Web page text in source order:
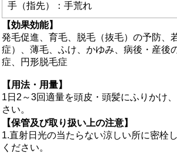
手（指先）：手荒れ
【効果効能】
発毛促進、育毛、脱毛（抜毛）の予防、
症）、薄毛、ふけ、かゆみ、病後・産後
症、円形脱毛症
【用法・用量】
1日2～3回適量を頭皮・頭髪にふりかけ
さい。
【保管及び取り扱い上の注意】
1.直射日光の当たらない涼しい所に密栓
ください。